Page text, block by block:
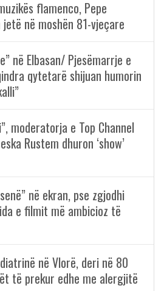
flamenco, Pepe
në moshën 81-vjeçare
në Elbasan/ Pjesëmarrje e
qytetarë shijuan humorin
moderatorja e Top Channel
Rustem dhuron ‘show’
në ekran, pse zgjodhi
e filmit më ambicioz të
në Vlorë, deri në 80
të prekur edhe me alergjitë